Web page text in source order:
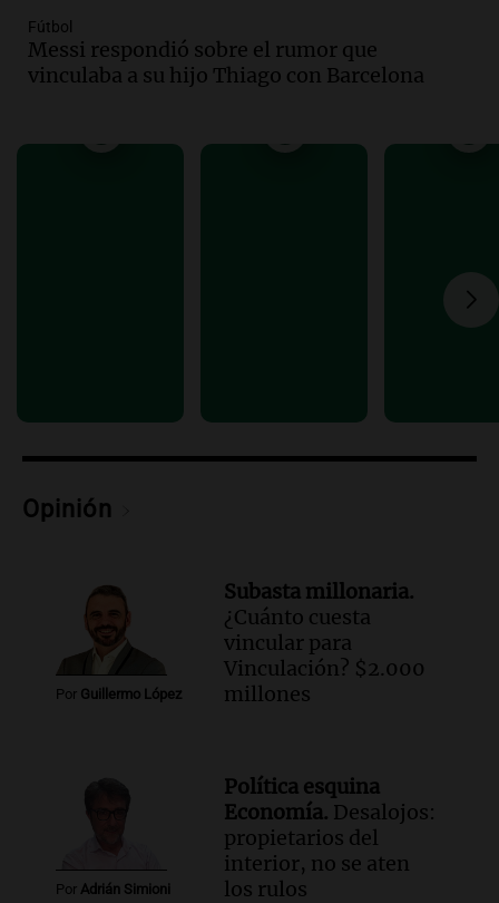
Audio.José Roccuzzo, cortes de carne y
compras de Antonella: bromas en
Episodios
Fútbol
Messi respondió sobre el rumor que
vinculaba a su hijo Thiago con Barcelona
Opinión
Por Guillermo López
Subasta millonaria.
¿Cuánto cuesta
vincular para
Vinculación? $2.000
millones
Por Adrián Simioni
Política esquina
Economía. Desalojos:
propietarios del
interior, no se aten
los rulos